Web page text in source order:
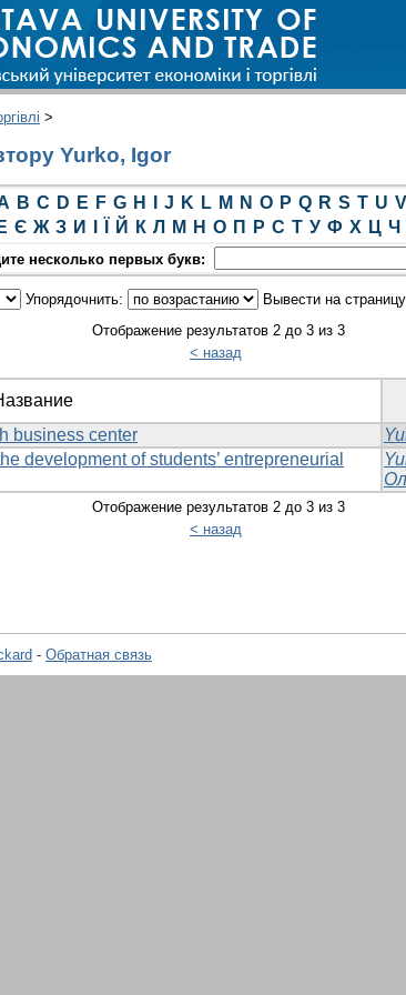
>
Yurko, Igor
B C D E F G H J K L M N O P Q R S T U V
Е Є Ж З И Й К Л М Н О П Р С Т У Ф Х Ц Ч
несколько первых букв:
Упорядочнить: Вывести на
Отображение результатов 2 до 3 из 3
< назад
business center
development of students’ entrepreneurial
Отображение результатов 2 до 3 из 3
< назад
- Обратная связь